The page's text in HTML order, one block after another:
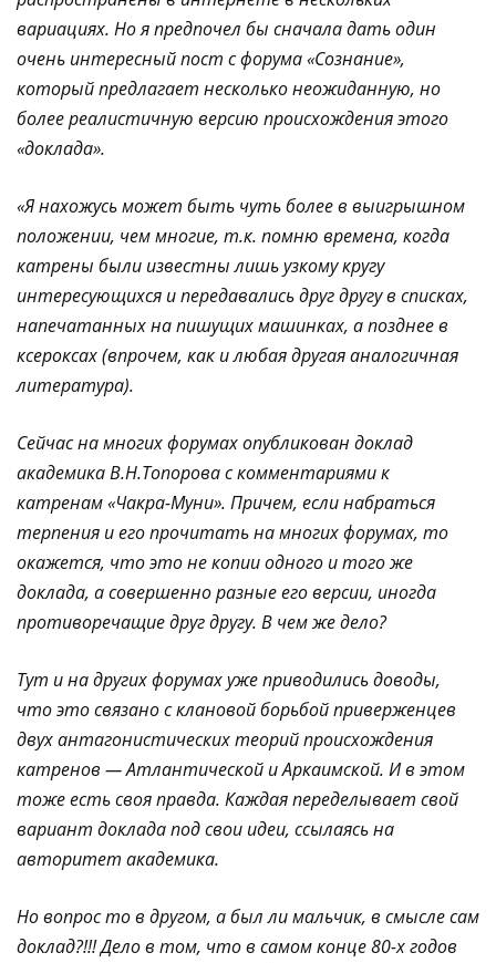
вариациях. Но я предпочел бы сначала дать один
очень интересный пост с форума «Сознание»,
который предлагает несколько неожиданную, но
более реалистичную версию происхождения этого
«доклада».
«Я нахожусь может быть чуть более в выигрышном
положении, чем многие, т.к. помню времена, когда
катрены были известны лишь узкому кругу
интересующихся и передавались друг другу в списках,
напечатанных на пишущих машинках, а позднее в
ксероксах (впрочем, как и любая другая аналогичная
литература).
Сейчас на многих форумах опубликован доклад
академика В.Н.Топорова с комментариями к
катренам «Чакра-Муни». Причем, если набраться
терпения и его прочитать на многих форумах, то
окажется, что это не копии одного и того же
доклада, а совершенно разные его версии, иногда
противоречащие друг другу. В чем же дело?
Тут и на других форумах уже приводились доводы,
что это связано с клановой борьбой приверженцев
двух антагонистических теорий происхождения
катренов — Атлантической и Аркаимской. И в этом
тоже есть своя правда. Каждая переделывает свой
вариант доклада под свои идеи, ссылаясь на
авторитет академика.
Но вопрос то в другом, а был ли мальчик, в смысле сам
доклад?!!! Дело в том, что в самом конце 80-х годов